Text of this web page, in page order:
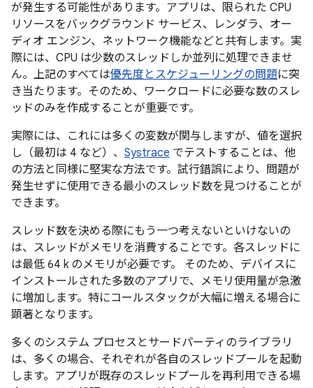
が発生する可能性があります。アプリは、限られた CPU
リソースをバックグラウンド サービス、レンダラ、オー
ディオ エンジン、ネットワーク機能などと共有します。実
際には、CPU は少数のスレッドしか並列に処理できませ
ん。上記のすべては優先度とスケジューリングの問題に突
き当たります。そのため、ワークロードに必要な数のスレ
ッドのみを作成することが重要です。
実際には、これには多くの変数が関与しますが、値を選択
し（最初は 4 など）、 Systrace でテストすることは、他
の方法と同様に堅実な方法です。試行錯誤により、問題が
発生せずに使用できる最小のスレッド数を見つけることが
できます。
スレッド数を決める際にもう一つ考えないといけないの
は、スレッドがメモリを消費することです。各スレッドに
は最低 64 k のメモリが必要です。 そのため、デバイスに
インストールされた多数のアプリで、メモリ使用量が急激
に増加します。特にコールスタックが大幅に増える場合に
顕著となります。
多くのシステム プロセスとサードパーティのライブラリ
は、多くの場合、それぞれが各自のスレッドプールを起動
します。アプリが既存のスレッドプールを再利用できる場